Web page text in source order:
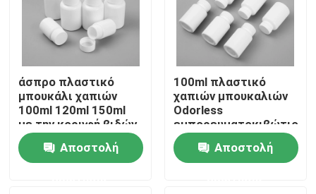
Αρχική Σελίδα
Προϊόντα
άσπρο πλαστικό
μπουκάλι χαπιών
100ml 120ml 150ml
με την κορυφή βιδών
Αποστολή
100ml πλαστικό
χαπιών μπουκαλιών
Odorless
εμπορευματοκιβώτιο
καψών PE πλαστικό
Αποστολή